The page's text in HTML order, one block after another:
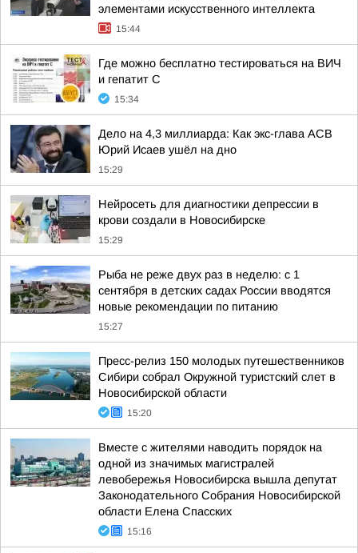
элементами искусственного интеллекта
15:44
Где можно бесплатно тестироваться на ВИЧ
и гепатит С
15:34
Дело на 4,3 миллиарда: Как экс-глава АСВ
Юрий Исаев ушёл на дно
15:29
Нейросеть для диагностики депрессии в
крови создали в Новосибирске
15:29
Рыба не реже двух раз в неделю: с 1
сентября в детских садах России вводятся
новые рекомендации по питанию
15:27
Пресс-релиз 150 молодых путешественников
Сибири собрал Окружной туристский слет в
Новосибирской области
15:20
Вместе с жителями наводить порядок на
одной из значимых магистралей
левобережья Новосибирска вышла депутат
Законодательного Собрания Новосибирской
области Елена Спасских
15:16